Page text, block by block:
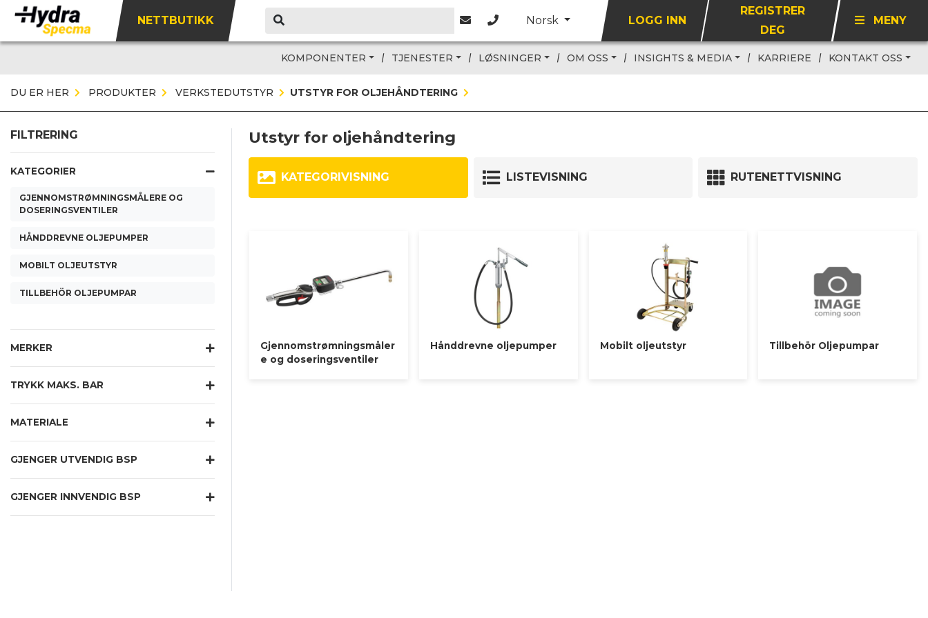
NETTBUTIKK Norsk LOGG INN
REGISTRER
DEG
MENY
KOMPONENTER TJENESTER LØSNINGER OM OSS INSIGHTS & MEDIA KARRIERE KONTAKT OSS
DU ER HER PRODUKTER VERKSTEDUTSTYR UTSTYR FOR OLJEHÅNDTERING
FILTRERING
KATEGORIER
GJENNOMSTRØMNINGSMÅLERE OG
DOSERINGSVENTILER
HÅNDDREVNE OLJEPUMPER
MOBILT OLJEUTSTYR
TILLBEHÖR OLJEPUMPAR
MERKER
TRYKK MAKS. BAR
MATERIALE
GJENGER UTVENDIG BSP
GJENGER INNVENDIG BSP
Utstyr for oljehåndtering
KATEGORIVISNING LISTEVISNING RUTENETTVISNING
Gjennomstrømningsmåler
e og doseringsventiler
Hånddrevne oljepumper Mobilt oljeutstyr Tillbehör Oljepumpar